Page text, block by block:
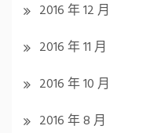
2016 年 12 月
2016 年 11 月
2016 年 10 月
2016 年 8 月